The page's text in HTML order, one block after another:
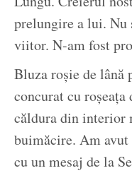
prelungire a lui. Nu
viitor. N-am fost
Bluza roșie de lână
concurat cu
căldura din interior
buimăcire. Am avut
cu un mesaj de la